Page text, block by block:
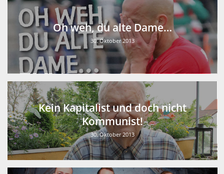
Oh weh, du alte Dame…
30. Oktober 2013
Kein Kapitalist und doch nicht
Kommunist!
30. Oktober 2013